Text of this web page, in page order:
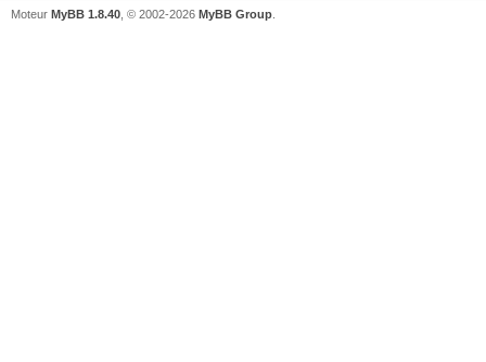
Moteur MyBB 1.8.40 , © 2002-2026 MyBB Group